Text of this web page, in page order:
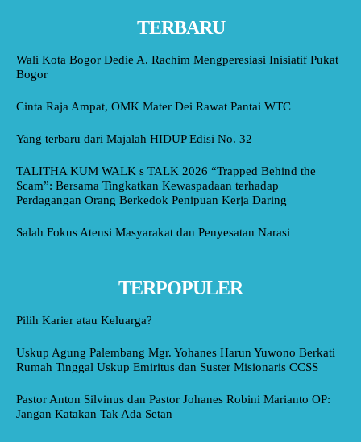
TERBARU
Wali Kota Bogor Dedie A. Rachim Mengperesiasi Inisiatif Pukat
Bogor
Cinta Raja Ampat, OMK Mater Dei Rawat Pantai WTC
Yang terbaru dari Majalah HIDUP Edisi No. 32
TALITHA KUM WALK s TALK 2026 “Trapped Behind the
Scam”: Bersama Tingkatkan Kewaspadaan terhadap
Perdagangan Orang Berkedok Penipuan Kerja Daring
Salah Fokus Atensi Masyarakat dan Penyesatan Narasi
TERPOPULER
Pilih Karier atau Keluarga?
Uskup Agung Palembang Mgr. Yohanes Harun Yuwono Berkati
Rumah Tinggal Uskup Emiritus dan Suster Misionaris CCSS
Pastor Anton Silvinus dan Pastor Johanes Robini Marianto OP:
Jangan Katakan Tak Ada Setan